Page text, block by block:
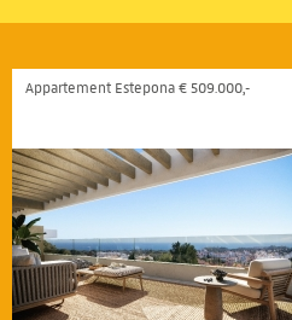
Appartement Estepona € 509.000,-